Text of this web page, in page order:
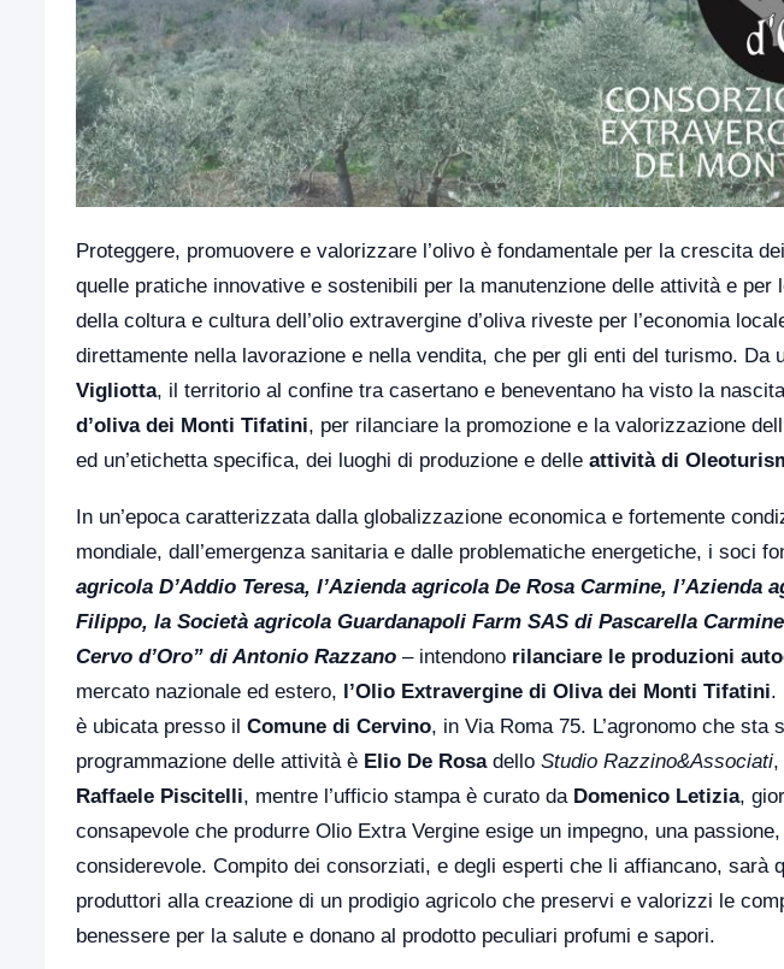
Proteggere, promuovere e valorizzare l’olivo è fondamentale per la crescita
quelle pratiche innovative e sostenibili per la manutenzione delle attività e
della coltura e cultura dell’olio extravergine d’oliva riveste per l’economia
direttamente nella lavorazione e nella vendita, che per gli enti del turismo. Da
Vigliotta, il territorio al confine tra casertano e beneventano ha visto la
d’oliva dei Monti Tifatini, per rilanciare la promozione e la valorizzazione
ed un’etichetta specifica, dei luoghi di produzione e delle attività di
In un’epoca caratterizzata dalla globalizzazione economica e fortemente
mondiale, dall’emergenza sanitaria e dalle problematiche energetiche, i soci
agricola D’Addio Teresa, l’Azienda agricola De Rosa Carmine, l’Azienda
Filippo, la Società agricola Guardanapoli Farm SAS di Pascarella
Cervo d’Oro” di Antonio Razzano – intendono rilanciare le produzioni
mercato nazionale ed estero, l’Olio Extravergine di Oliva dei Monti Tifatini.
è ubicata presso il Comune di Cervino, in Via Roma 75. L’agronomo che sta
programmazione delle attività è Elio De Rosadello Studio Razzino&Associati,
Raffaele Piscitelli, mentre l’ufficio stampa è curato da Domenico Letizia,
consapevole che produrre Olio Extra Vergine esige un impegno, una
considerevole. Compito dei consorziati, e degli esperti che li affiancano, sarà
produttori alla creazione di un prodigio agricolo che preservi e valorizzi le
benessere per la salute e donano al prodotto peculiari profumi e sapori.